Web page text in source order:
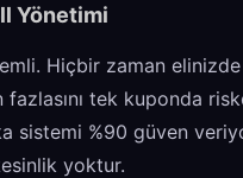
Yönetimi
Hiçbir zaman elinizde
fazlasını tek kuponda
sistemi %90 güven
yoktur.